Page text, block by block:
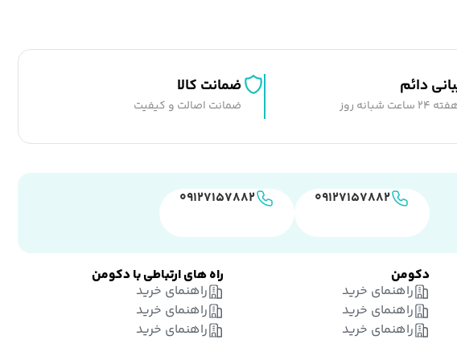
دائم ضمانت کالا
ضمانت اصالت و کیفیت
۰۹۱۲۷۱۵۷۸۸۲ ۰۹۱۲۷۱۵۷۸۸۲
دکومن
راهنمای خرید
راهنمای خرید
راهنمای خرید
راه های ارتباطی با دکومن
راهنمای خرید
راهنمای خرید
راهنمای خرید